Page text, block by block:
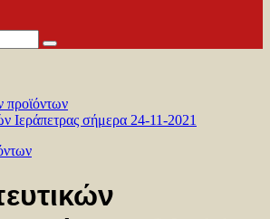
Search
προϊόντων
Ιεράπετρας σήμερα 24-11-2021